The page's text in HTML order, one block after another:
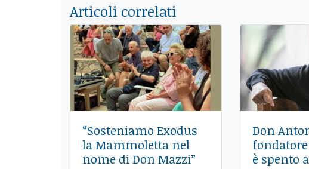
Articoli correlati
“Sosteniamo Exodus
la Mammoletta nel
nome di Don Mazzi”
Don
è spento